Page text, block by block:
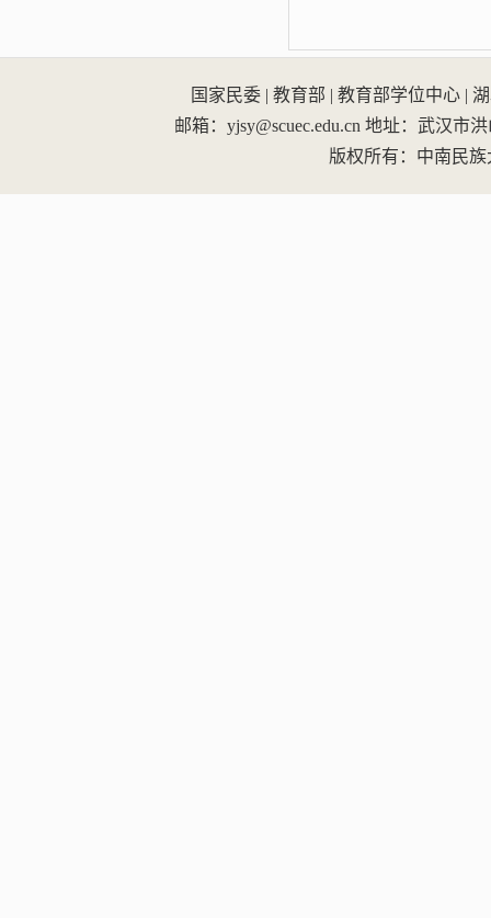
国家民委 | 教育部 | 教育部学位中心 |
邮箱：yjsy@scuec.edu.cn 地址：武汉市洪
版权所有：中南民